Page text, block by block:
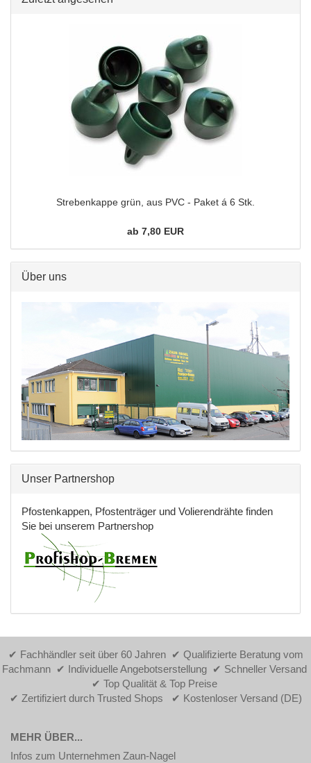
Strebenkappe grün, aus PVC - Paket á 6 Stk.
ab 7,80 EUR
Über uns
Unser Partnershop
Pfostenkappen, Pfostenträger und Volierendrähte finden
Sie bei unserem Partnershop
✔ Fachhändler seit über 60 Jahren ✔ Qualifizierte Beratung vom
Fachmann ✔ Individuelle Angebotserstellung ✔ Schneller Versand
✔ Top Qualität & Top Preise
✔ Zertifiziert durch Trusted Shops ✔ Kostenloser Versand (DE)
MEHR ÜBER...
Infos zum Unternehmen Zaun-Nagel